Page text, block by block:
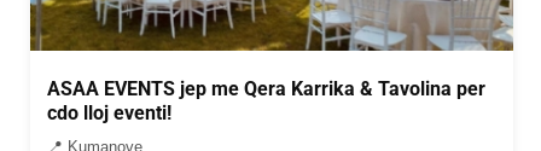
ASAA EVENTS jep me Qera Karrika & Tavolina per
cdo lloj eventi!
📍 Kumanove